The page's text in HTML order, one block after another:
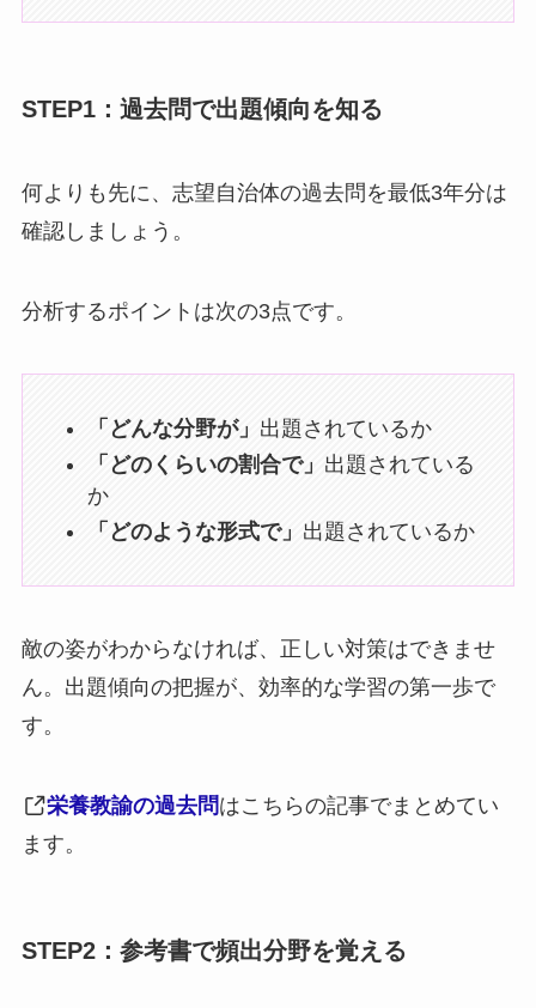
STEP1：過去問で出題傾向を知る
何よりも先に、志望自治体の過去問を最低3年分は
確認しましょう。
分析するポイントは次の3点です。
「どんな分野が」 出題されているか
「どのくらいの割合で」 出題されている
か
「どのような形式で」 出題されているか
敵の姿がわからなければ、正しい対策はできませ
ん。出題傾向の把握が、効率的な学習の第一歩で
す。
栄養教諭の過去問はこちらの記事でまとめてい
ます。
STEP2：参考書で頻出分野を覚える